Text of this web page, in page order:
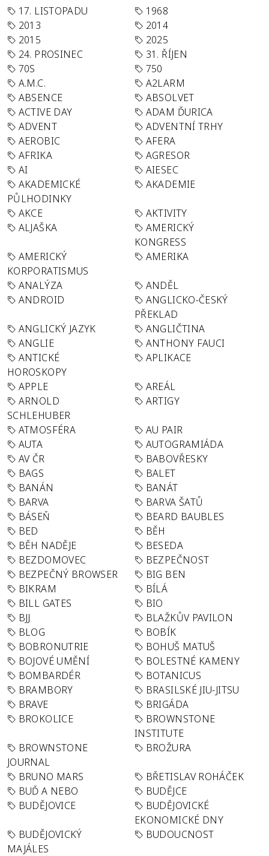
17. LISTOPADU
1968
2013
2014
2015
2025
24. PROSINEC
31. ŘÍJEN
70S
750
A.M.C.
A2LARM
ABSENCE
ABSOLVET
ACTIVE DAY
ADAM ĎURICA
ADVENT
ADVENTNÍ TRHY
AEROBIC
AFERA
AFRIKA
AGRESOR
AI
AIESEC
AKADEMICKÉ
PŮLHODINKY
AKADEMIE
AKCE
AKTIVITY
ALJAŠKA
AMERICKÝ
KONGRESS
AMERICKÝ
KORPORATISMUS
AMERIKA
ANALÝZA
ANDĚL
ANDROID
ANGLICKO-ČESKÝ
PŘEKLAD
ANGLICKÝ JAZYK
ANGLIČTINA
ANGLIE
ANTHONY FAUCI
ANTICKÉ
HOROSKOPY
APLIKACE
APPLE
AREÁL
ARNOLD
SCHLEHUBER
ARTIGY
ATMOSFÉRA
AU PAIR
AUTA
AUTOGRAMIÁDA
AV ČR
BABOVŘESKY
BAGS
BALET
BANÁN
BANÁT
BARVA
BARVA ŠATŮ
BÁSEŇ
BEARD BAUBLES
BED
BĚH
BĚH NADĚJE
BESEDA
BEZDOMOVEC
BEZPEČNOST
BEZPEČNÝ BROWSER
BIG BEN
BIKRAM
BÍLÁ
BILL GATES
BIO
BJJ
BLAŽKŮV PAVILON
BLOG
BOBÍK
BOBRONUTRIE
BOHUŠ MATUŠ
BOJOVÉ UMĚNÍ
BOLESTNÉ KAMENY
BOMBARDÉR
BOTANICUS
BRAMBORY
BRASILSKÉ JIU-JITSU
BRAVE
BRIGÁDA
BROKOLICE
BROWNSTONE
INSTITUTE
BROWNSTONE
JOURNAL
BROŽURA
BRUNO MARS
BŘETISLAV ROHÁČEK
BUĎ A NEBO
BUDĚJCE
BUDĚJOVICE
BUDĚJOVICKÉ
EKONOMICKÉ DNY
BUDĚJOVICKÝ
MAJÁLES
BUDOUCNOST